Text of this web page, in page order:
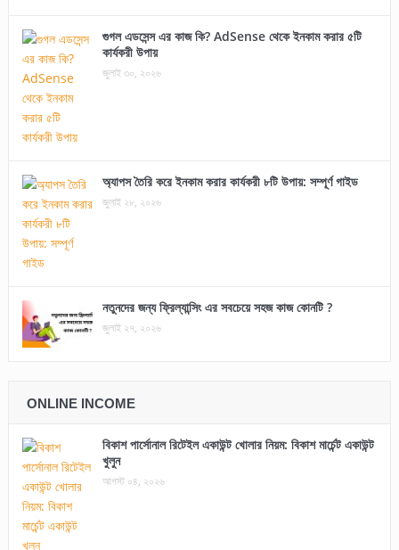
গুগল এডসেন্স এর কাজ কি? AdSense থেকে ইনকাম করার ৫টি
কার্যকরী উপায়
জুলাই ৩০, ২০২৬
অ্যাপস তৈরি করে ইনকাম করার কার্যকরী ৮টি উপায়: সম্পূর্ণ গাইড
জুলাই ২৮, ২০২৬
নতুনদের জন্য ফ্রিল্যান্সিং এর সবচেয়ে সহজ কাজ কোনটি ?
জুলাই ২৭, ২০২৬
ONLINE INCOME
বিকাশ পার্সোনাল রিটেইল একাউন্ট খোলার নিয়ম: বিকাশ মার্চেন্ট একাউন্ট
খুলুন
আগস্ট ০৪, ২০২৬